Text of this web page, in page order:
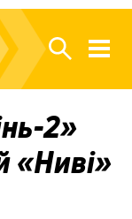
2»
«Ниві»